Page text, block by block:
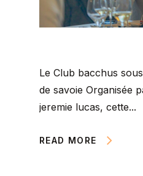
Le Club bacchus
de savoie Organisée
jeremie lucas, cette...
READ MORE